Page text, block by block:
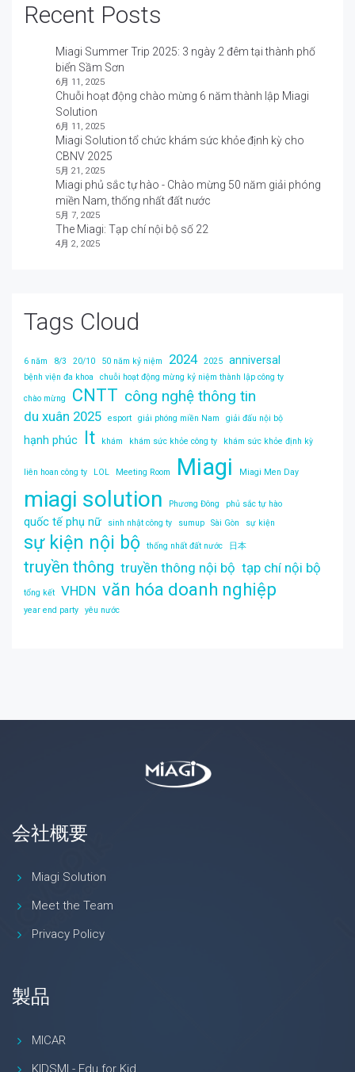
Recent Posts
Miagi Summer Trip 2025: 3 ngày 2 đêm tại thành phố
biển Sầm Sơn
6月 11, 2025
Chuỗi hoạt động chào mừng 6 năm thành lập Miagi
Solution
6月 11, 2025
Miagi Solution tổ chức khám sức khỏe định kỳ cho
CBNV 2025
5月 21, 2025
Miagi phủ sắc tự hào - Chào mừng 50 năm giải phóng
miền Nam, thống nhất đất nước
5月 7, 2025
The Miagi: Tạp chí nội bộ số 22
4月 2, 2025
Tags Cloud
6 năm 8/3 20/10 50 năm kỷ niệm 2024 2025 anniversal
bệnh viện đa khoa chuỗi hoạt động mừng kỷ niệm thành lập công ty
chào mừng CNTT công nghệ thông tin
du xuân 2025 esport giải phóng miền Nam giải đấu nội bộ
hạnh phúc It khám khám sức khỏe công ty khám sức khỏe định kỳ
liên hoan công ty LOL Meeting Room Miagi Miagi Men Day
miagi solution Phương Đông phủ sắc tự hào
quốc tế phụ nữ sinh nhật công ty sumup Sài Gòn sự kiện
sự kiện nội bộ thống nhất đất nước 日本
truyền thông truyền thông nội bộ tạp chí nội bộ
tổng kết VHDN văn hóa doanh nghiệp
year end party yêu nước
会社概要
Miagi Solution
Meet the Team
Privacy Policy
製品
MICAR
KIDSMI - Edu for Kid